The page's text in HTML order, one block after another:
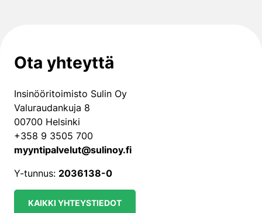
Ota yhteyttä
Insinööritoimisto Sulin Oy
Valuraudankuja 8
00700 Helsinki
+358 9 3505 700
myyntipalvelut@sulinoy.fi
Y-tunnus: 2036138-0
KAIKKI YHTEYSTIEDOT